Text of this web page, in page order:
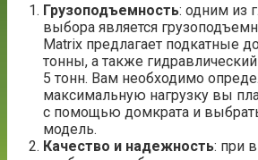
Грузоподъемность: одним из
выбора является
Matrix предлагает подкатные
тонны, а также
5 тонн. Вам необходимо
максимальную нагрузку вы
с помощью домкрата и
модель.
Качество и надежность: при